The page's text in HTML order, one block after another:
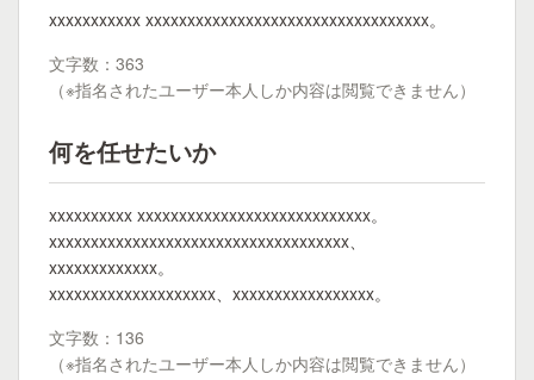
xxxxxxxxxxx xxxxxxxxxxxxxxxxxxxxxxxxxxxxxxxxxx。
文字数：363
（※指名されたユーザー本人しか内容は閲覧できません）
何を任せたいか
xxxxxxxxxx xxxxxxxxxxxxxxxxxxxxxxxxxxxx。
xxxxxxxxxxxxxxxxxxxxxxxxxxxxxxxxxxxx、
xxxxxxxxxxxxx。
xxxxxxxxxxxxxxxxxxxx、xxxxxxxxxxxxxxxxx。
文字数：136
（※指名されたユーザー本人しか内容は閲覧できません）